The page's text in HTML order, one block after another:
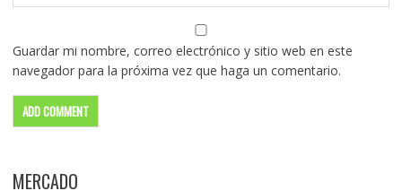
Guardar mi nombre, correo electrónico y sitio web en este
navegador para la próxima vez que haga un comentario.
MERCADO